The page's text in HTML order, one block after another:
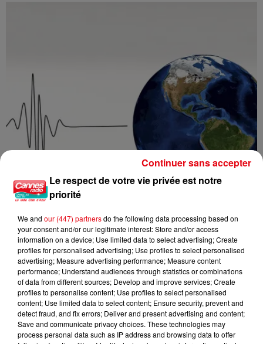
Un séisme ressenti dans la vallée de la Tinée
Le respect de votre vie privée est notre
priorité
We and our (447) partnersdo the following data processing based on
your consent and/or our legitimate interest: Store and/or access
information on a device; Use limited data to select advertising; Create
profiles for personalised advertising; Use profiles to select personalised
advertising; Measure advertising performance; Measure content
performance; Understand audiences through statistics or combinations
of data from different sources; Develop and improve services; Create
profiles to personalise content; Use profiles to select personalised
content; Use limited data to select content; Ensure security, prevent and
detect fraud, and fix errors; Deliver and present advertising and content;
Save and communicate privacy choices. These technologies may
process personal data such as IP address and browsing data to offer
Continuer sans accepter